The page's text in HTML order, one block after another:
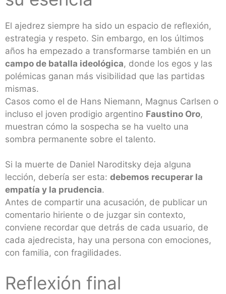
El ajedrez siempre ha sido un espacio de reflexión,
estrategia y respeto. Sin embargo, en los últimos
años ha empezado a transformarse también en un
campo de batalla ideológica, donde los egos y las
polémicas ganan más visibilidad que las partidas
mismas.
Casos como el de Hans Niemann, Magnus Carlsen o
incluso el joven prodigio argentino Faustino Oro,
muestran cómo la sospecha se ha vuelto una
sombra permanente sobre el talento.
Si la muerte de Daniel Naroditsky deja alguna
lección, debería ser esta: debemos recuperar la
empatía y la prudencia.
Antes de compartir una acusación, de publicar un
comentario hiriente o de juzgar sin contexto,
conviene recordar que detrás de cada usuario, de
cada ajedrecista, hay una persona con emociones,
con familia, con fragilidades.
Reflexión final